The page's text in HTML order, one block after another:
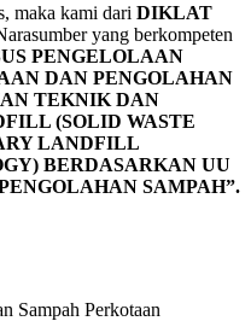
maka kami dari DIKLAT
yang berkompeten
PENGELOLAAN
DAN PENGOLAHAN
TEKNIK DAN
(SOLID WASTE
LANDFILL
BERDASARKAN UU
SAMPAH”.
Sampah Perkotaan